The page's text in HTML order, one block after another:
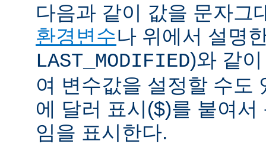
다음과 같이 값을 문자그
환경변수나 위에서 설명
LAST_MODIFIED)와 같
여 변수값을 설정할 수도
에 달러 표시($)를 붙여
임을 표시한다.